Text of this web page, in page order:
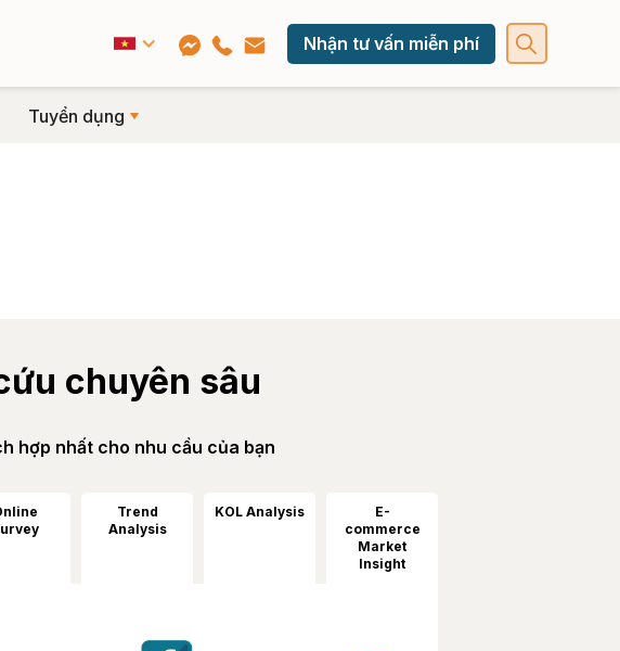
Nhận tư vấn miễn phí
Tuyển dụng
chuyên sâu
hợp nhất cho nhu cầu của bạn
Trend
Analysis
KOL Analysis
E-
commerce
Market
Insight